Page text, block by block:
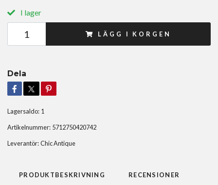
I lager
LÄGG I KORGEN
Dela
Lagersaldo: 1
Artikelnummer: 5712750420742
Leverantör:Chic Antique
PRODUKTBESKRIVNING RECENSIONER